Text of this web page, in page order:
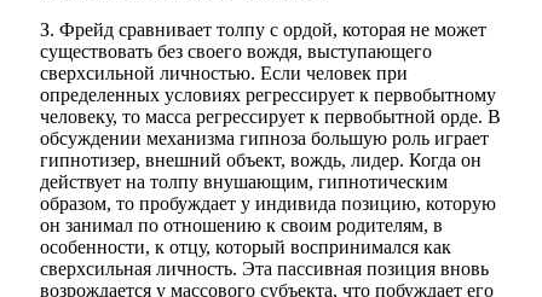
З. Фрейд сравнивает толпу с ордой, которая не может
существовать без своего вождя, выступающего
сверхсильной личностью. Если человек при
определенных условиях регрессирует к первобытному
человеку, то масса регрессирует к первобытной орде. В
обсуждении механизма гипноза большую роль играет
гипнотизер, внешний объект, вождь, лидер. Когда он
действует на толпу внушающим, гипнотическим
образом, то пробуждает у индивида позицию, которую
он занимал по отношению к своим родителям, в
особенности, к отцу, который воспринимался как
сверхсильная личность. Эта пассивная позиция вновь
возрождается у массового субъекта, что побуждает его